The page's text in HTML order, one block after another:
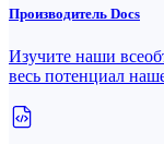
Производитель Docs
Изучите наши
весь потенциал